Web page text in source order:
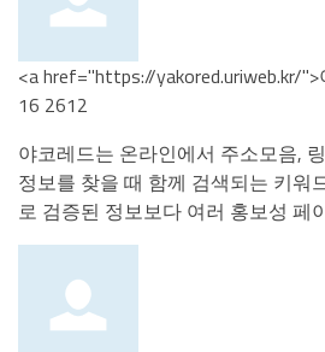
<a href="https://yakored.uriweb.kr/
16 2612
야코레드는 온라인에서 주소모음,
정보를 찾을 때 함께 검색되는 키워
로 검증된 정보보다 여러 홍보성 페